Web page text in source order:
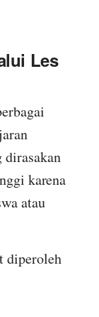
Les
dirasakan
karena
atau
diperoleh